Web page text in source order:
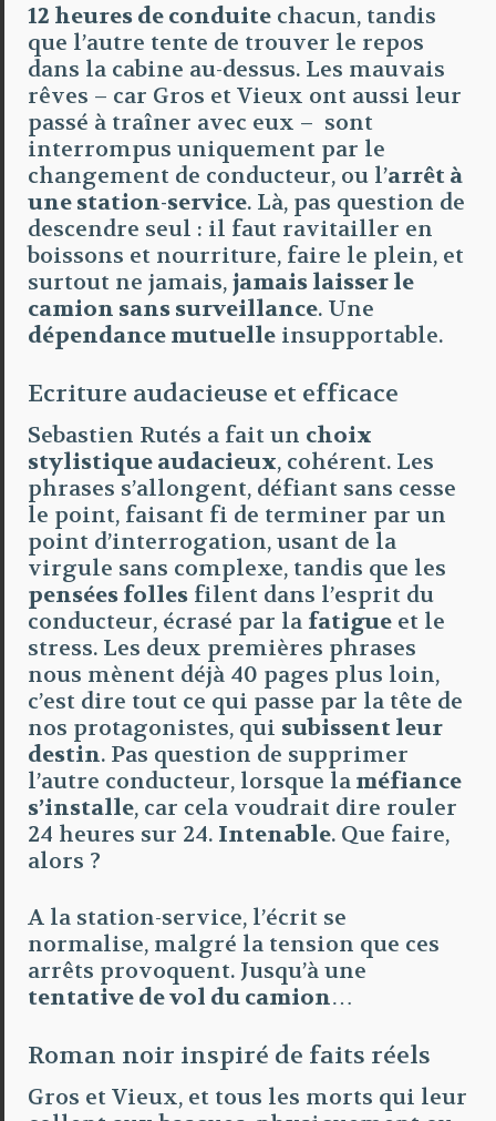
12 heures de conduite chacun, tandis
que l’autre tente de trouver le repos
dans la cabine au-dessus. Les mauvais
rêves – car Gros et Vieux ont aussi leur
passé à traîner avec eux – sont
interrompus uniquement par le
changement de conducteur, ou l’arrêt à
une station-service. Là, pas question de
descendre seul : il faut ravitailler en
boissons et nourriture, faire le plein, et
surtout ne jamais,jamais laisser le
camion sans surveillance. Une
dépendance mutuelle insupportable.
Ecriture audacieuse et efficace
Sebastien Rutés a fait un choix
stylistique audacieux, cohérent. Les
phrases s’allongent, défiant sans cesse
le point, faisant fi de terminer par un
point d’interrogation, usant de la
virgule sans complexe, tandis que les
pensées folles filent dans l’esprit du
conducteur, écrasé par la fatigue et le
stress. Les deux premières phrases
nous mènent déjà 40 pages plus loin,
c’est dire tout ce qui passe par la tête de
nos protagonistes, qui subissent leur
destin. Pas question de supprimer
l’autre conducteur, lorsque la méfiance
s’installe, car cela voudrait dire rouler
24 heures sur 24. Intenable. Que faire,
alors ?
A la station-service, l’écrit se
normalise, malgré la tension que ces
arrêts provoquent. Jusqu’à une
tentative de vol du camion…
Roman noir inspiré de faits réels
Gros et Vieux, et tous les morts qui leur